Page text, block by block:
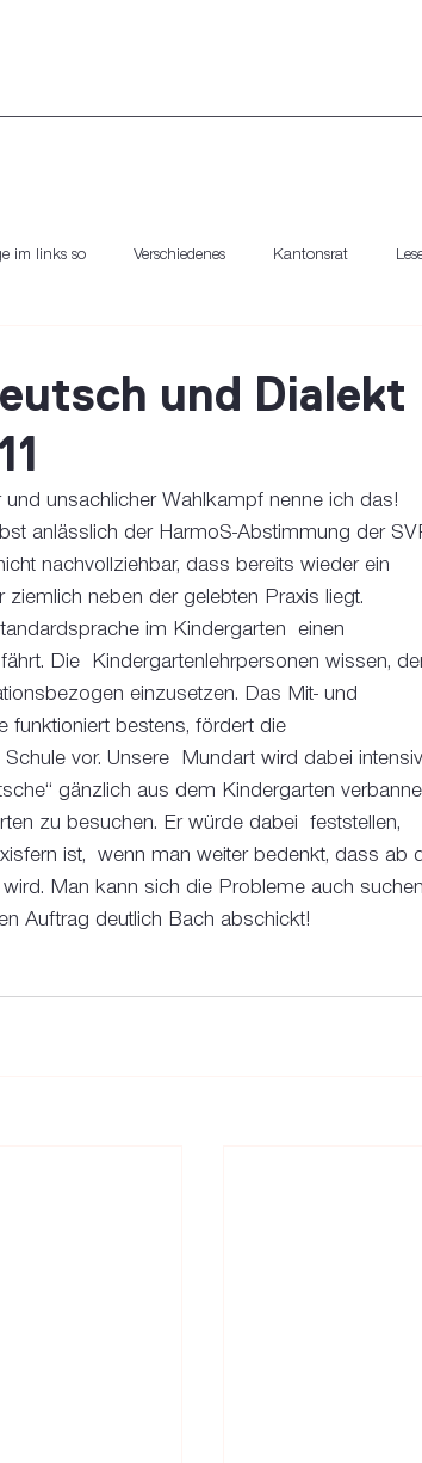
im links so Verschiedenes Kantonsrat
und Dialekt
unsachlicher Wahlkampf nenne ich das!
anlässlich der HarmoS-Abstimmung der
nachvollziehbar, dass bereits wieder ein
neben der gelebten Praxis liegt.
im Kindergarten  einen
Die  Kindergartenlehrpersonen wissen,
einzusetzen. Das Mit- und
funktioniert bestens, fördert die
vor. Unsere  Mundart wird dabei intensiv
gänzlich aus dem Kindergarten
zu besuchen. Er würde dabei  feststellen,
ist,  wenn man weiter bedenkt, dass ab
Man kann sich die Probleme auch
Auftrag deutlich Bach abschickt!